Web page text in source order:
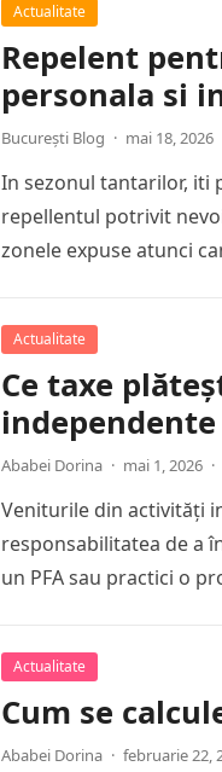
Actualitate
Repelent
personala si
București Blog · mai 18, 2026
In sezonul tantarilor, iti
repellentul potrivit
zonele expuse atunci
Actualitate
Ce taxe
independente
Ababei Dorina · mai 1, 2026 ·
Veniturile din activități
responsabilitatea de a
un PFA sau practici o
Actualitate
Cum se
Ababei Dorina · februarie 22,